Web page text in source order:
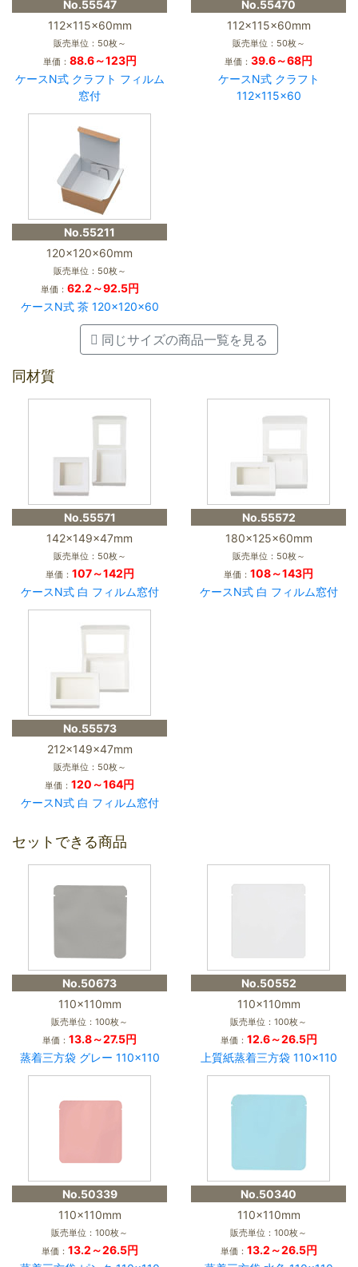
No.55547
112×115×60mm
販売単位：50枚～
単価： 88.6～123円
ケースN式 クラフト フィルム
窓付
No.55470
112×115×60mm
販売単位：50枚～
単価： 39.6～68円
ケースN式 クラフト
112×115×60
No.55211
120×120×60mm
販売単位：50枚～
単価： 62.2～92.5円
ケースN式 茶 120×120×60
同じサイズの商品一覧を見る
同材質
No.55571
142×149×47mm
販売単位：50枚～
単価： 107～142円
ケースN式 白 フィルム窓付
No.55572
180×125×60mm
販売単位：50枚～
単価： 108～143円
ケースN式 白 フィルム窓付
No.55573
212×149×47mm
販売単位：50枚～
単価： 120～164円
ケースN式 白 フィルム窓付
セットできる商品
No.50673
110×110mm
販売単位：100枚～
単価： 13.8～27.5円
蒸着三方袋 グレー 110×110
No.50552
110×110mm
販売単位：100枚～
単価： 12.6～26.5円
上質紙蒸着三方袋 110×110
No.50339
110×110mm
販売単位：100枚～
単価： 13.2～26.5円
No.50340
110×110mm
販売単位：100枚～
単価： 13.2～26.5円